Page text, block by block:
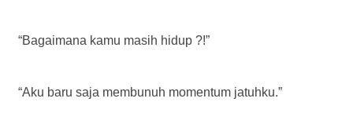
“Bagaimana kamu masih hidup ?!”
“Aku baru saja membunuh momentum jatuhku.”